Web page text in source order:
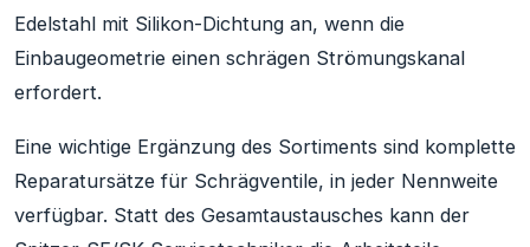
Edelstahl mit Silikon-Dichtung an, wenn die
Einbaugeometrie einen schrägen Strömungskanal
erfordert.
Eine wichtige Ergänzung des Sortiments sind komplette
Reparatursätze für Schrägventile, in jeder Nennweite
verfügbar. Statt des Gesamtaustausches kann der